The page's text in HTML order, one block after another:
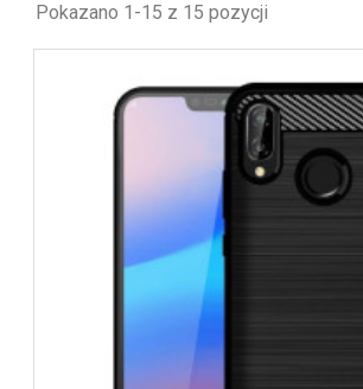
Pokazano 1-15 z 15 pozycji